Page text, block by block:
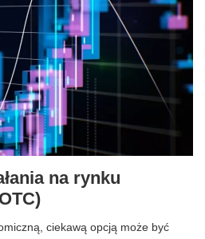
na rynku
ciekawą opcją może być